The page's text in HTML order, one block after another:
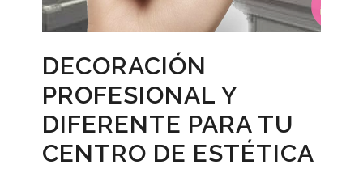
DECORACIÓN
PROFESIONAL Y
DIFERENTE PARA TU
CENTRO DE ESTÉTICA